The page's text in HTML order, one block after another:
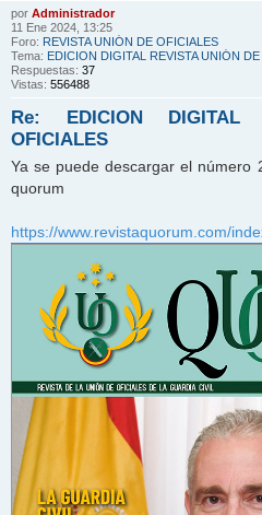
por Administrador
11 Ene 2024, 13:25
Foro: REVISTA UNIÓN DE OFICIALES
Tema: EDICION DIGITAL REVISTA UNIÓN
Respuestas: 37
Vistas: 556488
Re: EDICION DIGITAL
OFICIALES
Ya se puede descargar el número
quorum
https://www.revistaquorum.com/